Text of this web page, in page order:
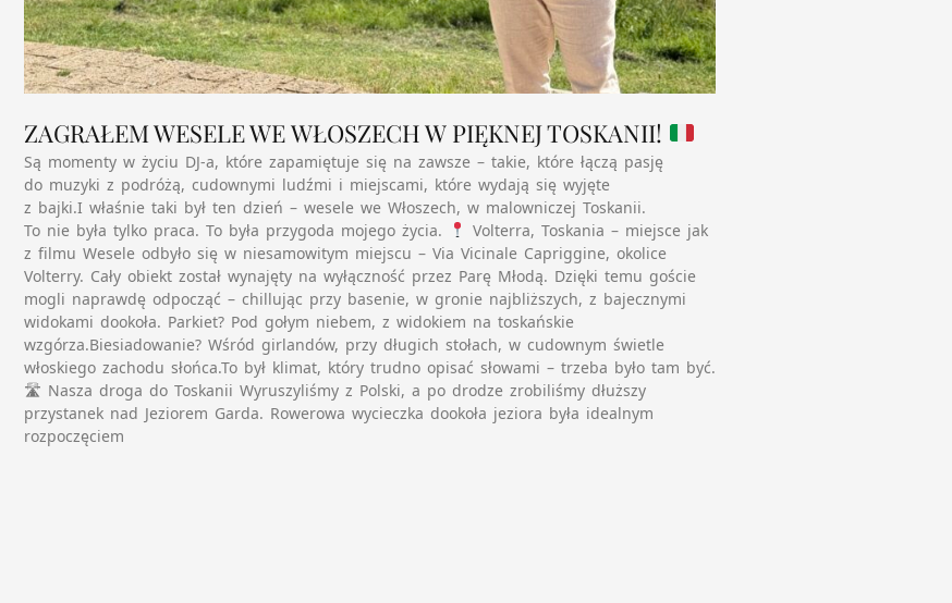
ZAGRAŁEM WESELE WE WŁOSZECH W PIĘKNEJ TOSKANII!
Są momenty w życiu DJ-a, które zapamiętuje się na zawsze – takie, które łączą pasję
do muzyki z podróżą, cudownymi ludźmi i miejscami, które wydają się wyjęte
z bajki.I właśnie taki był ten dzień – wesele we Włoszech, w malowniczej Toskanii.
To nie była tylko praca. To była przygoda mojego życia.
Volterra, Toskania – miejsce jak
z filmu Wesele odbyło się w niesamowitym miejscu – Via Vicinale Capriggine, okolice
Volterry. Cały obiekt został wynajęty na wyłączność przez Parę Młodą. Dzięki temu goście
mogli naprawdę odpocząć – chillując przy basenie, w gronie najbliższych, z bajecznymi
widokami dookoła. Parkiet? Pod gołym niebem, z widokiem na toskańskie
wzgórza.Biesiadowanie? Wśród girlandów, przy długich stołach, w cudownym świetle
włoskiego zachodu słońca.To był klimat, który trudno opisać słowami – trzeba było tam być.
🛣 Nasza droga do Toskanii Wyruszyliśmy z Polski, a po drodze zrobiliśmy dłuższy
przystanek nad Jeziorem Garda. Rowerowa wycieczka dookoła jeziora była idealnym
rozpoczęciem